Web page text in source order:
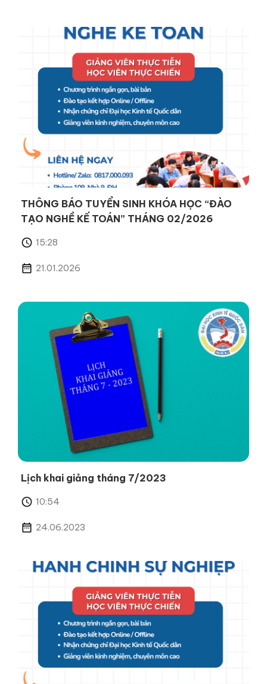
THÔNG BÁO TUYỂN SINH KHÓA HỌC “ĐÀO
TẠO NGHỀ KẾ TOÁN” THÁNG 02/2026
15:28
21.01.2026
Lịch khai giảng tháng 7/2023
10:54
24.06.2023